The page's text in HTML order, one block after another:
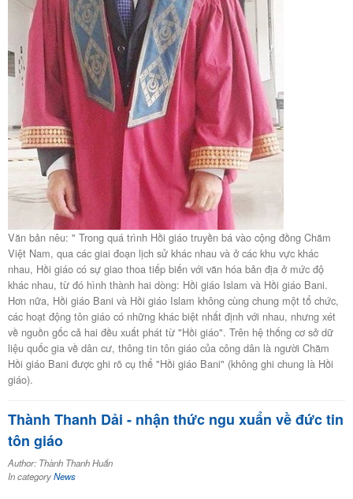
Văn bản nêu: " Trong quá trình Hồi giáo truyền bá vào cộng đồng Chăm
Việt Nam, qua các giai đoạn lịch sử khác nhau và ở các khu vực khác
nhau, Hồi giáo có sự giao thoa tiếp biến với văn hóa bản địa ở mức độ
khác nhau, từ đó hình thành hai dòng: Hồi giáo Islam và Hồi giáo Bani.
Hơn nữa, Hồi giáo Bani và Hồi giáo Islam không cùng chung một tổ chức,
các hoạt động tôn giáo có những khác biệt nhất định với nhau, nhưng xét
về nguồn gốc cả hai đều xuất phát từ "Hồi giáo". Trên hệ thống cơ sở dữ
liệu quốc gia về dân cư, thông tin tôn giáo của công dân là người Chăm
Hồi giáo Bani được ghi rõ cụ thể "Hồi giáo Bani" (không ghi chung là Hồi
giáo).
Thành Thanh Dải - nhận thức ngu xuẩn về đức tin
tôn giáo
Author: Thành Thanh Huấn
In categoryNews